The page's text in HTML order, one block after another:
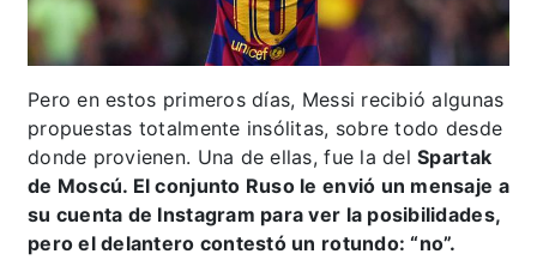
Pero en estos primeros días, Messi recibió algunas
propuestas totalmente insólitas, sobre todo desde
donde provienen. Una de ellas, fue la delSpartak
de Moscú. El conjunto Ruso le envió un mensaje a
su cuenta de Instagram para ver la posibilidades,
pero el delantero contestó un rotundo: “no”.